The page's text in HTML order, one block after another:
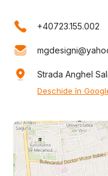
+40723.155.002
Strada Anghel
Deschide în